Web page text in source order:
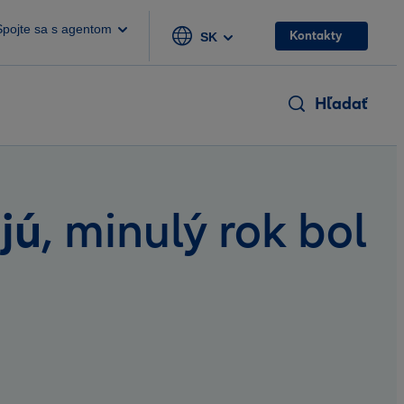
sa s agentom
SK Kontakty
Hľadať
, minulý rok bol